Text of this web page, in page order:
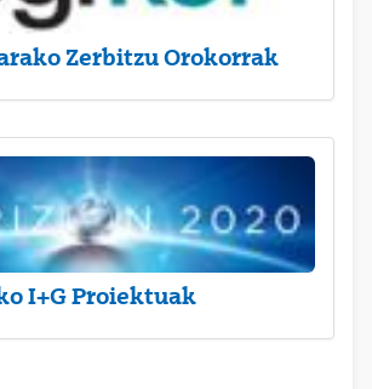
Zerbitzu Orokorrak
I+G Proiektuak